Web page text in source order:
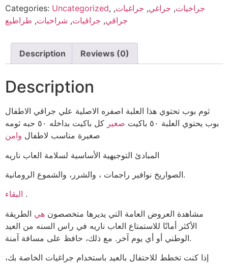
Categories: Uncategorized, جراخيات, جراغي, جراغيات,
جراقي, جراقيات, شراخيات, طراطيع
Description Reviews (0)
Description
ثوم بوب تحتوي هذا العلبة اصفره الاصلية علي جراقي الاطفال
بوب يحتوي العلبة ٥٠ باكيت
صغير
كل باكيت بداخله ٥٠ حبه ثومه
صغيرة مناسب لاطفال وامن
المبادئ التوجيهية الأساسية لسلامة العاب ناريه
الصواريخ نوافير راجمات ، والشرر، والشموع الرومانية.
البقاء .
مشاهدة العروض العامة التي يديرها متخصصون هي الطريقة
الأكثر أمانًا للاستمتاع العاب ناريه في راس السنه من العيد
الوطني أو أي يوم آخر. مع ذلك، حافظ على مسافة آمنة.
إذا كنت تخطط للاحتفال بالعيد باستخدام جراغيات الخاصة بك،